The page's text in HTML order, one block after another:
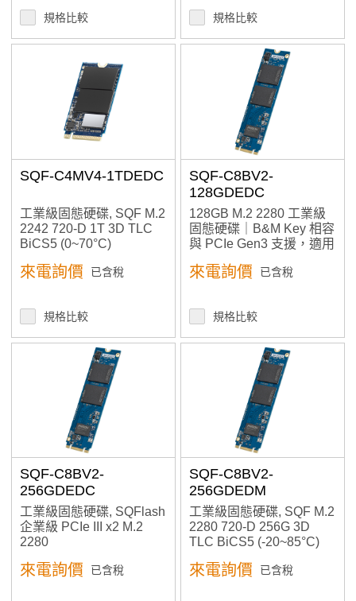
規格比較 規格比較
SQF-C4MV4-1TDEDC
工業級固態硬碟, SQF M.2
2242 720-D 1T 3D TLC
BiCS5 (0~70°C)
來電詢價 已含稅
規格比較
SQF-C8BV2-
128GDEDC
128GB M.2 2280 工業級
固態硬碟｜B&M Key 相容
與 PCIe Gen3 支援，適用
來電詢價 已含稅
規格比較
SQF-C8BV2-
256GDEDC
工業級固態硬碟, SQFlash
企業級 PCIe III x2 M.2
2280
來電詢價 已含稅
SQF-C8BV2-
256GDEDM
工業級固態硬碟, SQF M.2
2280 720-D 256G 3D
TLC BiCS5 (-20~85°C)
來電詢價 已含稅
加入購物車
產品已加入購物車